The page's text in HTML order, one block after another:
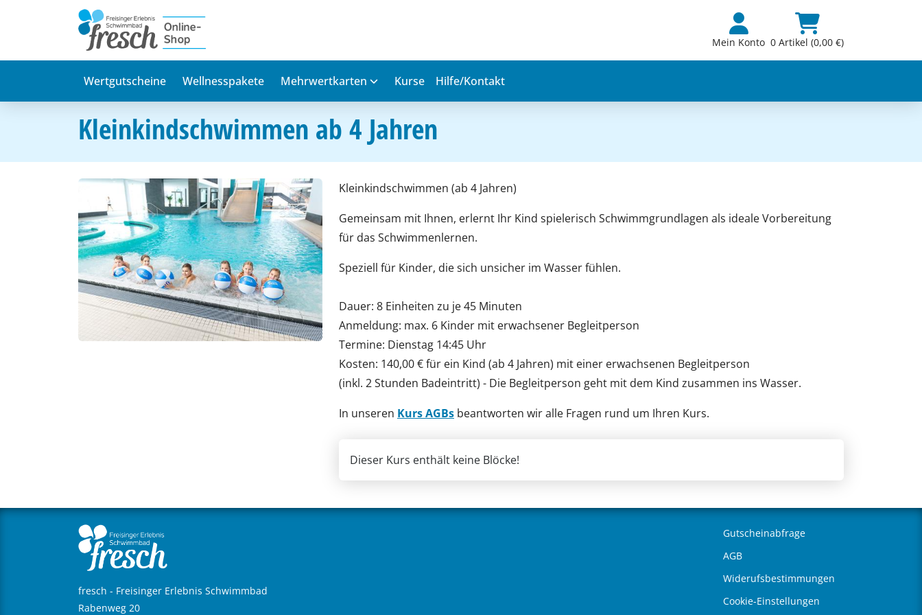
Mein Konto 0 Artikel (0,00 €)
Wertgutscheine Wellnesspakete Mehrwertkarten Kurse Hilfe/Kontakt
Kleinkindschwimmen ab 4 Jahren
Kleinkindschwimmen (ab 4 Jahren)
Gemeinsam mit Ihnen, erlernt Ihr Kind spielerisch Schwimmgrundlagen als ideale Vorbereitung
für das Schwimmenlernen.
Speziell für Kinder, die sich unsicher im Wasser fühlen.
Dauer: 8 Einheiten zu je 45 Minuten
Anmeldung: max. 6 Kinder mit erwachsener Begleitperson
Termine: Dienstag 14:45 Uhr
Kosten: 140,00 € für ein Kind (ab 4 Jahren) mit einer erwachsenen Begleitperson
(inkl. 2 Stunden Badeintritt) - Die Begleitperson geht mit dem Kind zusammen ins Wasser.
In unseren Kurs AGBs beantworten wir alle Fragen rund um Ihren Kurs.
Dieser Kurs enthält keine Blöcke!
fresch - Freisinger Erlebnis Schwimmbad
Rabenweg 20
Gutscheinabfrage
AGB
Widerufsbestimmungen
Cookie-Einstellungen